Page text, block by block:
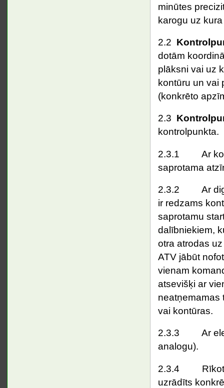
minūtes
karogu uz
2.2
dotām
plāksni vai uz
kontūru un vai
(konkrēto
2.3
kontrolpunkta.
2.3.1 Ar
saprotama
2.3.2 Ar
ir redzams
saprotamu
dalībniekiem,
otra atrodas
ATV jābūt
vienam
atsevišķi ar
neatņemamas
vai kontūras.
2.3.3 Ar
analogu).
2.3.4
uzrādīts